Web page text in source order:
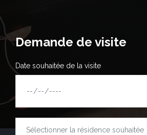
Demande de visite
Date souhaitée de la visite